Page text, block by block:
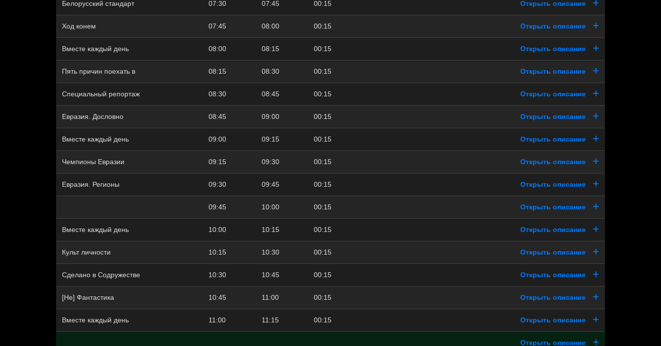
Белорусский стандарт 07:30 07:45 00:15 Открыть описание
Ход конем 07:45 08:00 00:15 Открыть описание
Вместе каждый день 08:00 08:15 00:15 Открыть описание
Пять причин поехать в 08:15 08:30 00:15 Открыть описание
Специальный репортаж 08:30 08:45 00:15 Открыть описание
Евразия. Дословно 08:45 09:00 00:15 Открыть описание
Вместе каждый день 09:00 09:15 00:15 Открыть описание
Чемпионы Евразии 09:15 09:30 00:15 Открыть описание
Евразия. Регионы 09:30 09:45 00:15 Открыть описание
09:45 10:00 00:15 Открыть описание
Вместе каждый день 10:00 10:15 00:15 Открыть описание
Культ личности 10:15 10:30 00:15 Открыть описание
Сделано в Содружестве 10:30 10:45 00:15 Открыть описание
[Не] Фантастика 10:45 11:00 00:15 Открыть описание
Вместе каждый день 11:00 11:15 00:15 Открыть описание
Открыть описание